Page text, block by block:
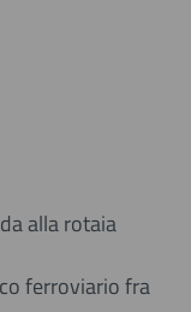
alla rotaia
ferroviario fra